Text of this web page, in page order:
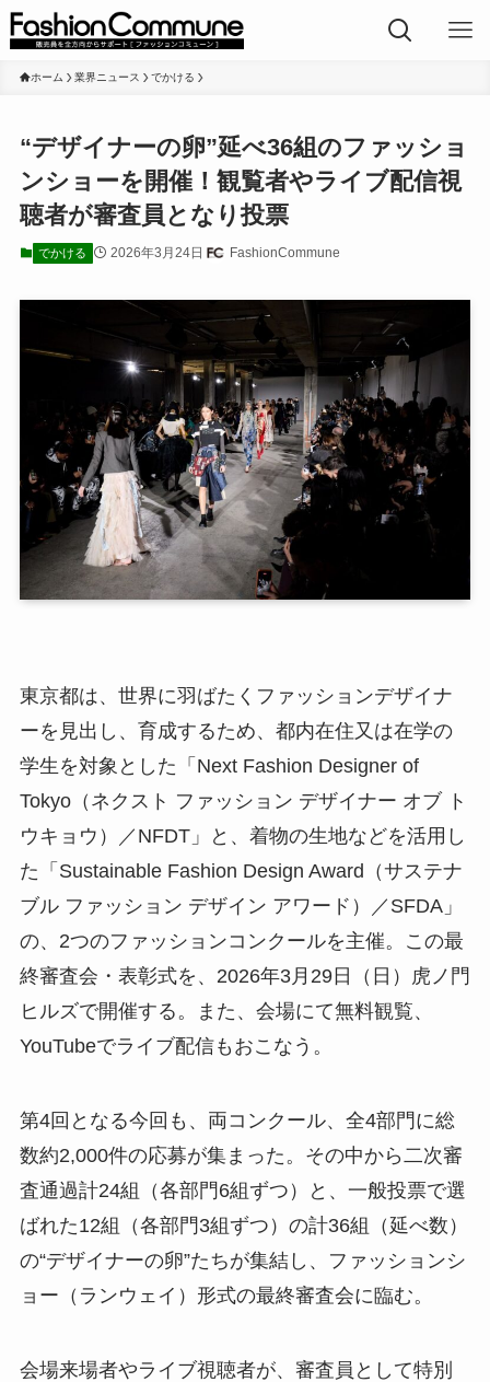
ホーム 業界ニュース でかける
“デザイナーの卵”延べ36組のファッショ
ンショーを開催！観覧者やライブ配信視
聴者が審査員となり投票
でかける 2026年3月24日 FashionCommune
東京都は、世界に羽ばたくファッションデザイナ
ーを見出し、育成するため、都内在住又は在学の
学生を対象とした「Next Fashion Designer of
Tokyo（ネクスト ファッション デザイナー オブ ト
ウキョウ）／NFDT」と、着物の生地などを活用し
た「Sustainable Fashion Design Award（サステナ
ブル ファッション デザイン アワード）／SFDA」
の、2つのファッションコンクールを主催。この最
終審査会・表彰式を、2026年3月29日（日）虎ノ門
ヒルズで開催する。また、会場にて無料観覧、
YouTubeでライブ配信もおこなう。
第4回となる今回も、両コンクール、全4部門に総
数約2,000件の応募が集まった。その中から二次審
査通過計24組（各部門6組ずつ）と、一般投票で選
ばれた12組（各部門3組ずつ）の計36組（延べ数）
の“デザイナーの卵”たちが集結し、ファッションシ
ョー（ランウェイ）形式の最終審査会に臨む。
会場来場者やライブ視聴者が、審査員として特別